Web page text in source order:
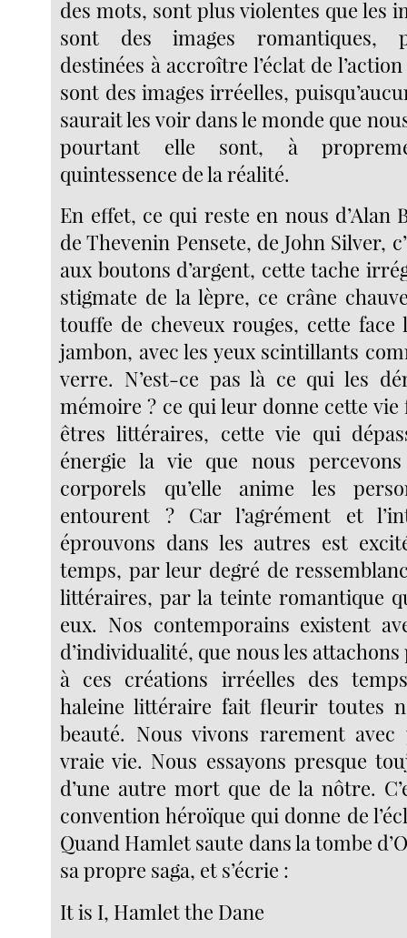
des mots, sont plus violentes que les
sont des images romantiques,
destinées à accroître l’éclat de
sont des images irréelles,
saurait les voir dans le monde que
pourtant elle sont, à
quintessence de la réalité.
En effet, ce qui reste en nous d’Alan
de Thevenin Pensete, de John Silver,
aux boutons d’argent, cette tache
stigmate de la lèpre, ce crâne
touffe de cheveux rouges, cette face
jambon, avec les yeux scintillants
verre. N’est-ce pas là ce qui les
mémoire ? ce qui leur donne cette vie
êtres littéraires, cette vie qui
énergie la vie que nous
corporels qu’elle anime les
entourent ? Car l’agrément et
éprouvons dans les autres est
temps, par leur degré de
littéraires, par la teinte romantique
eux. Nos contemporains existent
d’individualité, que nous les
à ces créations irréelles des
haleine littéraire fait fleurir toutes
beauté. Nous vivons rarement
vraie vie. Nous essayons presque
d’une autre mort que de la nôtre.
convention héroïque qui donne de
Quand Hamlet saute dans la tombe
sa propre saga, et s’écrie :
It is I, Hamlet the Dane